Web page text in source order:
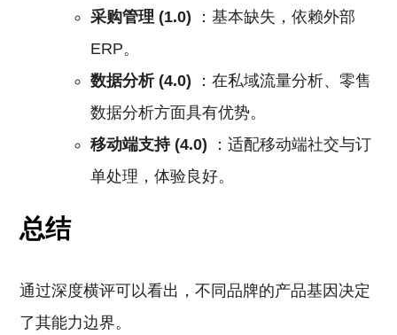
采购管理 (1.0) ：基本缺失，依赖外部
ERP。
数据分析 (4.0) ：在私域流量分析、零售
数据分析方面具有优势。
移动端支持 (4.0) ：适配移动端社交与订
单处理，体验良好。
总结
通过深度横评可以看出，不同品牌的产品基因决定
了其能力边界。